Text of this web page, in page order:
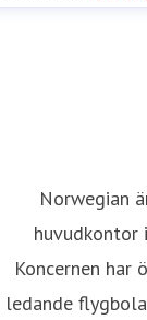
Norwegian
huvudkontor
Koncernen har
ledande